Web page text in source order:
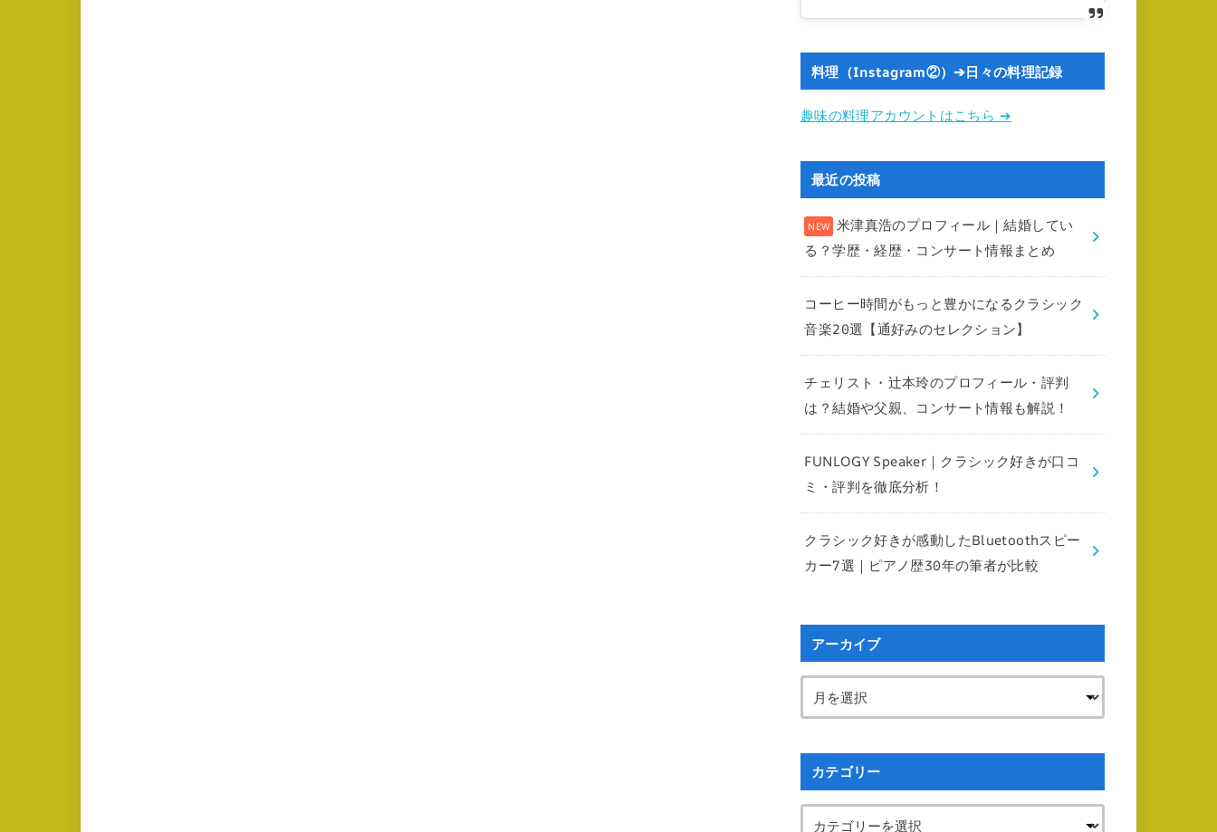
料理（Instagram②）➔日々の料理記録
趣味の料理アカウントはこちら ➔
最近の投稿
米津真浩のプロフィール｜結婚してい
る？学歴・経歴・コンサート情報まとめ
コーヒー時間がもっと豊かになるクラシック
音楽20選【通好みのセレクション】
チェリスト・辻本玲のプロフィール・評判
は？結婚や父親、コンサート情報も解説！
FUNLOGY Speaker｜クラシック好きが口コ
ミ・評判を徹底分析！
クラシック好きが感動したBluetoothスピー
カー7選｜ピアノ歴30年の筆者が比較
アーカイブ
カテゴリー